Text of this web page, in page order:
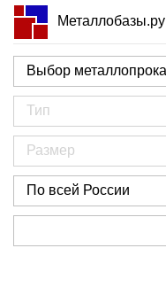
Металлобазы.ру